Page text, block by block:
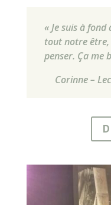
« Je suis à
tout notre être,
penser. Ça me
Corinne –